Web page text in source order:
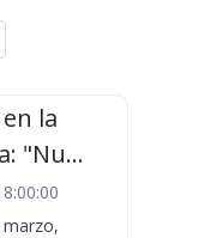
la
"Nu...
marzo,